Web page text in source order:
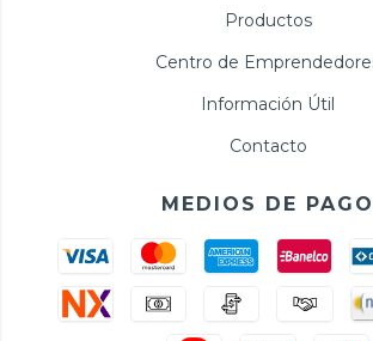
Productos
Centro de
Información Útil
Contacto
MEDIOS DE PAGO